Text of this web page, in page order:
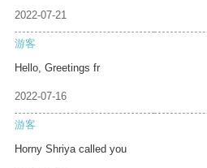
2022-07-21
游客
Hello, Greetings fr
2022-07-16
游客
Horny Shriya called you